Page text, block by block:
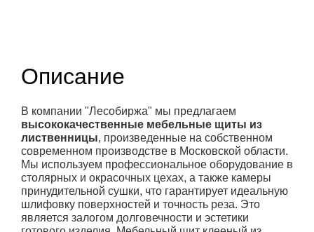
Описание
В компании "Лесобиржа" мы предлагаем
высококачественные мебельные щиты из
лиственницы, произведенные на собственном
современном производстве в Московской области.
Мы используем профессиональное оборудование в
столярных и окрасочных цехах, а также камеры
принудительной сушки, что гарантирует идеальную
шлифовку поверхностей и точность реза. Это
является залогом долговечности и эстетики